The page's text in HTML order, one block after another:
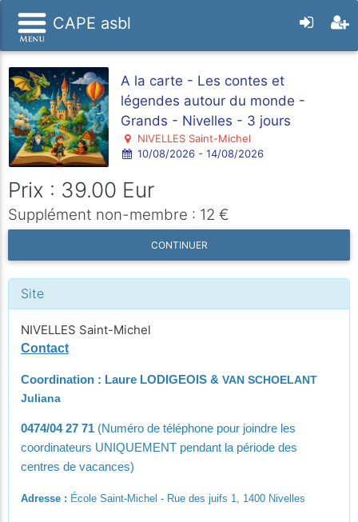
CAPE asbl
A la carte - Les contes et
légendes autour du monde -
Grands - Nivelles - 3 jours
NIVELLES Saint-Michel
10/08/2026 - 14/08/2026
Prix : 39.00 Eur
Supplément non-membre : 12 €
CONTINUER
Site
NIVELLES Saint-Michel
Contact
Coordination : Laure LODIGEOIS & VAN SCHOELANT
Juliana
0474/04 27 71 (Numéro de téléphone pour joindre les
coordinateurs UNIQUEMENT pendant la période des
centres de vacances)
Adresse : École Saint-Michel - Rue des juifs 1, 1400 Nivelles